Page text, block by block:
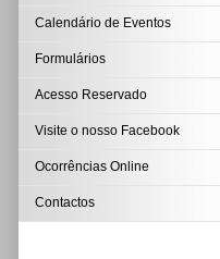
Calendário de Eventos
Formulários
Acesso Reservado
Visite o nosso Facebook
Ocorrências Online
Contactos